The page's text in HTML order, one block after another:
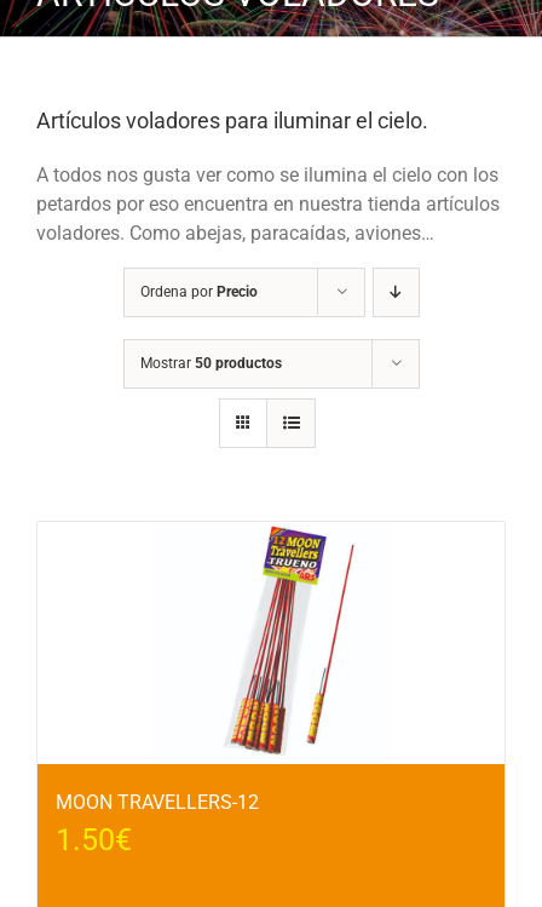
Artículos voladores para iluminar el cielo.
A todos nos gusta ver como se ilumina el cielo con los
petardos por eso encuentra en nuestra tienda artículos
voladores. Como abejas, paracaídas, aviones…
Ordena por Precio
Mostrar 50 productos
MOON TRAVELLERS-12
1.50€